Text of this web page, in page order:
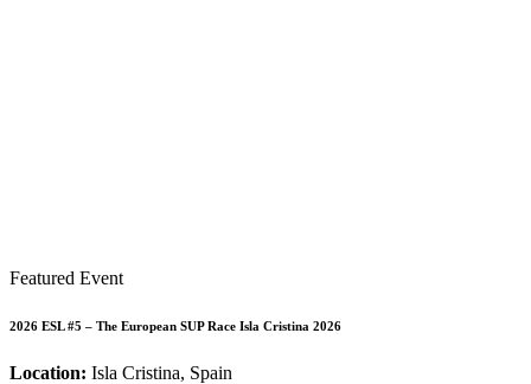
Featured Event
2026 ESL #5 – The European SUP Race Isla Cristina 2026
Location: Isla Cristina, Spain